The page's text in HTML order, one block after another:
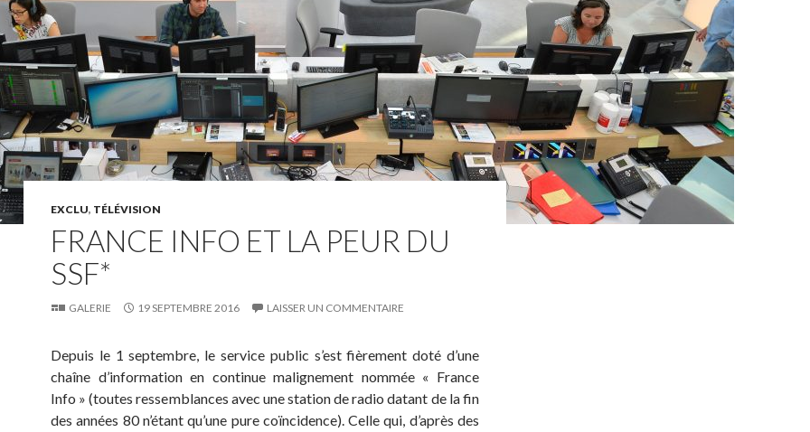
EXCLU, TÉLÉVISION
FRANCE INFO ET LA PEUR DU
SSF*
GALERIE 19 SEPTEMBRE 2016 LAISSER UN COMMENTAIRE
Depuis le 1 septembre, le service public s’est fièrement doté d’une
chaîne d’information en continue malignement nommée « France
Info » (toutes ressemblances avec une station de radio datant de la fin
des années 80 n’étant qu’une pure coïncidence). Celle qui, d’après des